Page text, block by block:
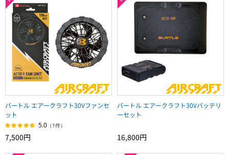
バートル エアークラフト30Vファンセ
ット
5.0 （1件）
7,500円
バートル エアークラフト30Vバッテリ
ーセット
16,800円